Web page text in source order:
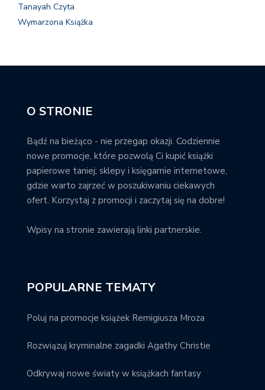
Tanayah Czyta
Wymarzona Książka
O STRONIE
Bądź na bieżąco - nie przegap okazji. Codziennie
nowe promocje, które pozwolą Ci kupić książki
papierowe taniej; sklepy i księgarnie internetowe,
gdzie warto zajrzeć w poszukiwaniu ciekawych
ofert. Korzystaj z promocji i zaczytaj się na dobre!
Wpisy na stronie zawierają linki partnerskie.
POPULARNE TEMATY
Poluj na promocje książek Remigiusza Mroza
Rozwiązuj kryminalne zagadki Agathy Christie
Odkrywaj nowe światy w książkach fantasy